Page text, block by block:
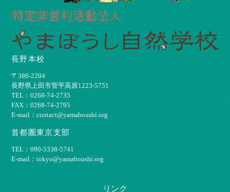
長野本校
〒386-2204
⻑野県上⽥市菅平⾼原1223-5751
TEL：0268-74-2735
FAX：0268-74-2795
E-mail：contact@yamaboushi.org
首都圏東京支部
TEL：090-5338-5741
E-mail：tokyo@yamaboushi.org
リンク